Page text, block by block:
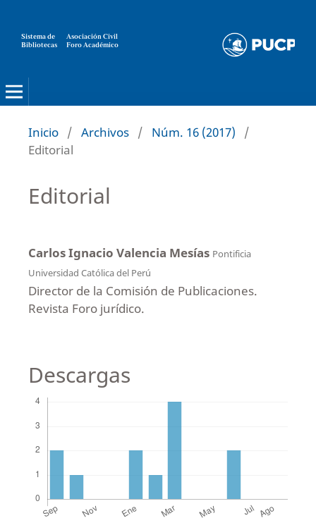
Sistema de
Bibliotecas
Asociación Civil
Foro Académico
Inicio / Archivos / Núm. 16 (2017)
/
Editorial
Editorial
Carlos Ignacio Valencia Mesías Pontificia
Universidad Católica del Perú
Director de la Comisión de Publicaciones.
Revista Foro jurídico.
Descargas